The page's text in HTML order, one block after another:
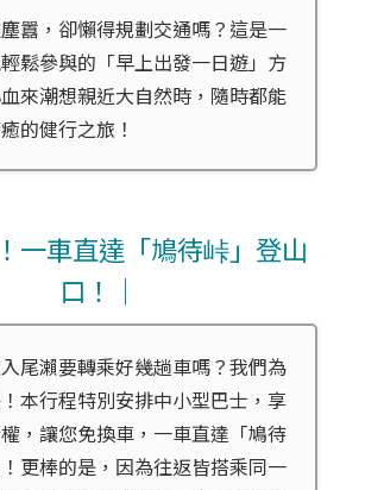
囂，卻懶得規劃交通嗎？這是一
鬆參與的「早上出發一日遊」方
來潮想親近大自然時，隨時都能
的健行之旅！
一車直達「鳩待峠」登山
口！｜
尾瀨要轉乘好幾趟車嗎？我們為
本行程特別安排中小型巴士，享
，讓您免換車，一車直達「鳩待
更棒的是，因為往返皆搭乘同一